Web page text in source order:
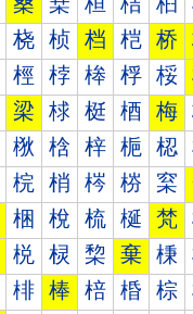
桡 桢 档 桤 桥
桱 桲 桳 桴 桵
梁 梂 梃 梄 梅
梑 梒 梓 梔 梕
梡 梢 梣 梤 梥
梱 梲 梳 梴 梵
棁 棂 棃 棄 棅
棑 棒 棓 棔 棕